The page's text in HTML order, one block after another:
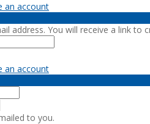
an account
address. You will receive a link to
an account
to you.